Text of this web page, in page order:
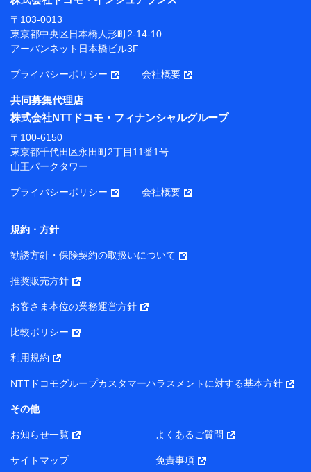
当社または株式会社NTTドコモ・フィナンシャルグルー
プが提供する保険関連サービスにおけるユーザー登録受
付および管理のため
当社または株式会社NTTドコモ・フィナンシャルグルー
携会社の保険その他に関する情報を提供するため、また
維持管理等の委託業務遂行のため、またそれらに付帯、
関連する当社または株式会社NTTドコモ・フィナンシャ
ルグループおよび提携会社のサービスを案内、提供する
ため
（各サービスで取得したサービス利用履歴、ウェブサイ
トの閲覧履歴、購買履歴、ご契約内容等のパーソナルデ
ータを分析して、お客さまの趣味・嗜好・傾向に応じた
サービス・商品等に関するご提案や広告の配信等を行う
ことがあります。）
各種セミナーの開催のため
コンサルティングサービスの実施のため
アンケートやキャンペーン等の実施のため
上記に係る案内・手続き・管理等付帯業務を行うため
所・代表者名】
り）
株式会社NTTドコモ・フィナンシャルグループ 代表取締役
社長 廣井 孝史
東京都中央区日本橋人形町2-14-10 アーバンネット日本橋
株式会社ドコモ・インシュアランス 代表取締役社長 吉
村 忠義
〒103-0013
東京都中央区日本橋人形町2-14-10
アーバンネット日本橋ビル3F
プライバシーポリシー 会社概要
共同募集代理店
株式会社NTTドコモ・フィナンシャルグループ
〒100-6150
東京都千代田区永田町2丁目11番1号
山王パークタワー
プライバシーポリシー 会社概要
規約・方針
勧誘方針・保険契約の取扱いについて
推奨販売方針
お客さま本位の業務運営方針
比較ポリシー
利用規約
NTTドコモグループカスタマーハラスメントに対する基本方針
その他
お知らせ一覧 よくあるご質問
サイトマップ 免責事項